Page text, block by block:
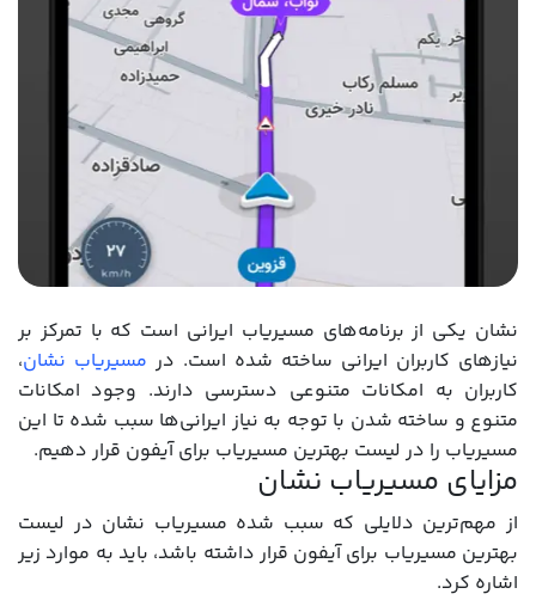
نشان یکی از برنامه‌های مسیریاب ایرانی است که با تمرکز بر
نیازهای کاربران ایرانی ساخته شده است. در مسیریاب نشان،
کاربران به امکانات متنوعی دسترسی دارند. وجود امکانات
متنوع و ساخته شدن با توجه به نیاز ایرانی‌ها سبب شده تا این
مسیریاب را در لیست بهترین مسیریاب برای آیفون قرار دهیم.
مزایای مسیریاب نشان
از مهم‌ترین دلایلی که سبب شده مسیریاب نشان در لیست
بهترین مسیریاب برای آیفون قرار داشته باشد، باید به موارد زیر
اشاره کرد.